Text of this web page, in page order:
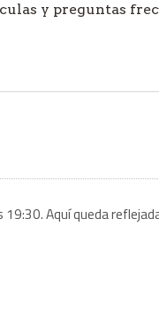
y preguntas
Aquí queda